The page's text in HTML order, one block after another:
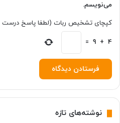
می‌نویسم.
کپچای تشخیص ربات (لطفا پاسخ درست
4
+
9
=
نوشته‌های تازه